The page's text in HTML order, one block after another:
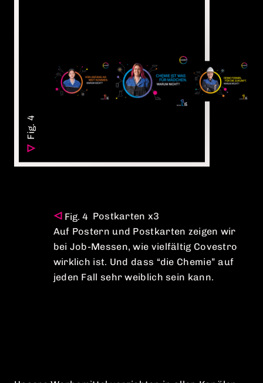
Auf Postern und Postkarten zeigen wir
bei Job-Messen, wie vielfältig Covestro
jeden Fall sehr weiblich sein kann.